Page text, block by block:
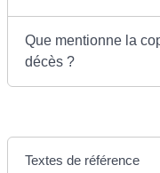
Que mentionne la
décès ?
Textes de référence